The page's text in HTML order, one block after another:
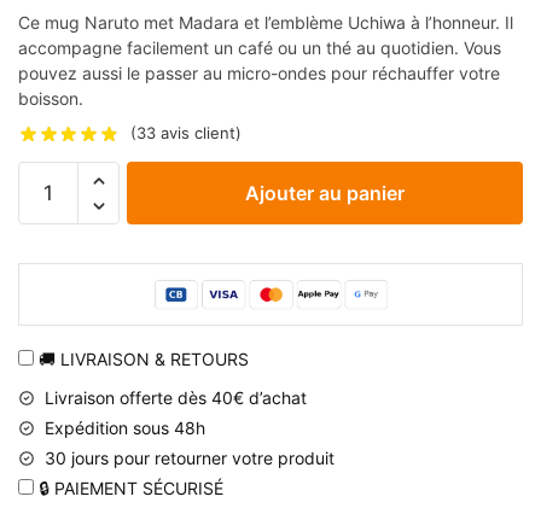
Ce mug Naruto met Madara et l’emblème Uchiwa à l’honneur. Il
accompagne facilement un café ou un thé au quotidien. Vous
pouvez aussi le passer au micro-ondes pour réchauffer votre
boisson.
(33 avis client)
Naruto
avec
emblème
Ajouter au panier
🚚 LIVRAISON & RETOURS
Livraison offerte dès 40€ d’achat
Expédition sous 48h
30 jours pour retourner votre produit
🔒 PAIEMENT SÉCURISÉ